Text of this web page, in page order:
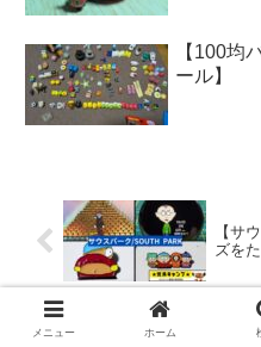
【100均
ール】
【サ
ズを
【筋トレ、筋肉雑貨】たくさん集
メニュー ホーム